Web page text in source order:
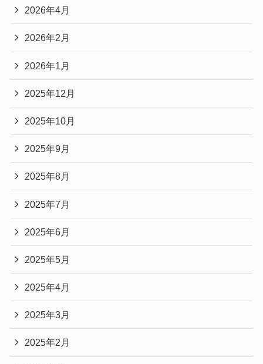
2026年4月
2026年2月
2026年1月
2025年12月
2025年10月
2025年9月
2025年8月
2025年7月
2025年6月
2025年5月
2025年4月
2025年3月
2025年2月